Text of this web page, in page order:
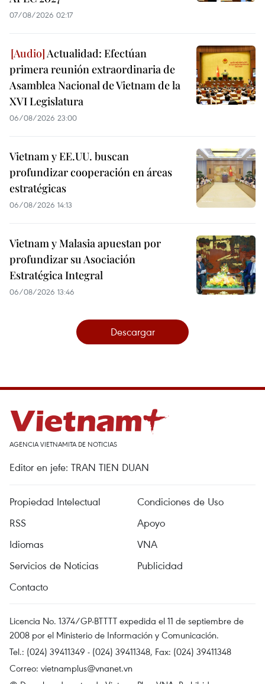
07/08/2026 02:17
Actualidad: Efectúan
primera reunión extraordinaria de
Asamblea Nacional de Vietnam de la
XVI Legislatura
06/08/2026 23:00
Vietnam y EE.UU. buscan
profundizar cooperación en áreas
estratégicas
06/08/2026 14:13
Vietnam y Malasia apuestan por
profundizar su Asociación
Estratégica Integral
06/08/2026 13:46
Descargar
AGENCIA VIETNAMITA DE NOTICIAS
Editor en jefe: TRAN TIEN DUAN
Propiedad Intelectual
Condiciones de Uso
RSS
Apoyo
Idiomas
VNA
Servicios de Noticias
Publicidad
Contacto
Licencia No. 1374/GP-BTTTT expedida el 11 de septiembre de
2008 por el Ministerio de Información y Comunicación.
Tel.: (024) 39411349 - (024) 39411348, Fax: (024) 39411348
Correo: vietnamplus@vnanet.vn